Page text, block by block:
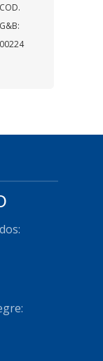
COD.
G&B:
00224